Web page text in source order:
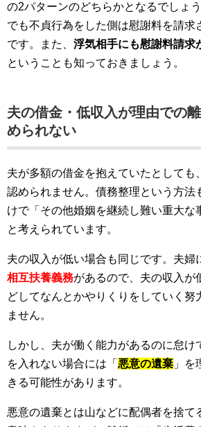
の2パターンのどちらかとなるでしょ
でも不貞行為をした側は慰謝料を請求
です。また、 浮気相手にも慰謝料請求
ということも知っておきましょう。
夫の借金・低収入が理由での
められない
夫が多額の借金を抱えていたとしても
認められません。債務整理という方法
けで「その他婚姻を継続し難い重大な
と考えられています。
夫の収入が低い場合も同じです。夫婦
相互扶養義務があるので、夫の収入が
どしてなんとかやりくりをしていく努
ません。
しかし、夫が働く能力があるのに怠け
を入れない場合には「 悪意の遺棄 」を
きる可能性があります。
悪意の遺棄とは山などに配偶者を捨て